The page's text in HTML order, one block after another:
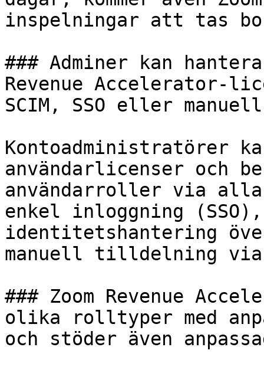
inspelningar att tas
### Adminer kan
Revenue Accelerator-
SCIM, SSO eller
Kontoadministratörer
användarlicenser och
användarroller via
enkel inloggning
identitetshantering
manuell tilldelning via
### Zoom Revenue
olika rolltyper med
och stöder även